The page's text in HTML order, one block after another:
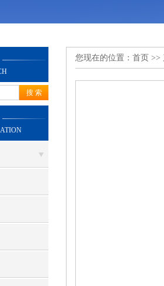
您现在的位置： 首页 >>